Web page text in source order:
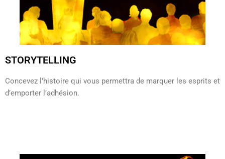
STORYTELLING
Concevez l’histoire qui vous permettra de marquer les esprits et
d’emporter l’adhésion.